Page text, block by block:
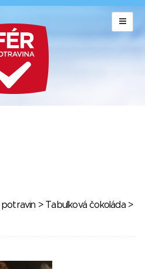
> Tabulková čokoláda>